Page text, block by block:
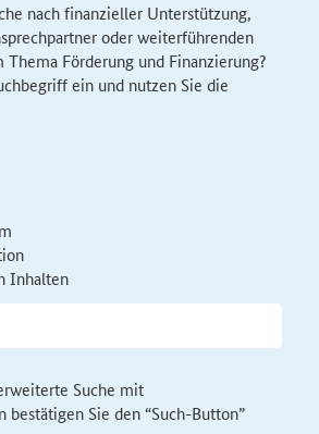
nach finanzieller Unterstützung,
oder weiterführenden
Förderung und Finanzierung?
ein und nutzen Sie die
Inhalten
Suche mit
Sie den “Such-Button”